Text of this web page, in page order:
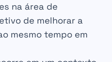
na área de
de melhorar a
mesmo tempo em